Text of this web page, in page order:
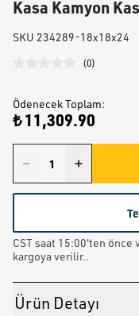
Kasa Kamyon
SKU 234289-18x18x24
(0)
Ödenecek Toplam:
₺ 11,309.90
CST saat 15:00'ten önce
kargoya verilir..
Ürün Detayı